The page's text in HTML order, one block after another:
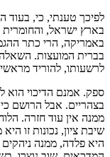
לפיכך טענתי, כי, בעוד
בארץ ישראל,
באמריקה, הרי כתר
בברית המועצות.
לרשעותו, להוריד
ספק. אמנם הדיכוי הוא
בצהריים. אבל הרושם
ממנה אין עוד חזרה.
שיבת ציון, נכונות זו
היא פלדה, ממנה